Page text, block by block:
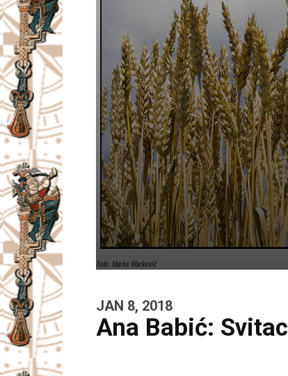
Foto: Marko Marković
JAN 8, 2018
Ana Babić: Svitac